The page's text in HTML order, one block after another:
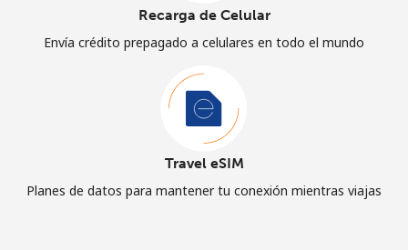
Recarga de Celular
Envía crédito prepagado a celulares en todo el mundo
Travel eSIM
Planes de datos para mantener tu conexión mientras viajas